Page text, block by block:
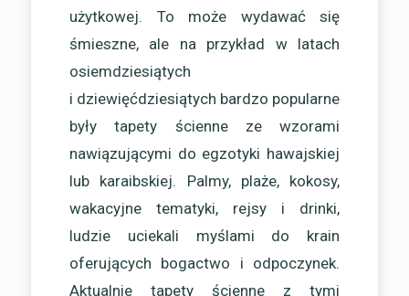
użytkowej. To może wydawać się
śmieszne, ale na przykład w latach
osiemdziesiątych
i dziewięćdziesiątych bardzo popularne
były tapety ścienne ze wzorami
nawiązującymi do egzotyki hawajskiej
lub karaibskiej. Palmy, plaże, kokosy,
wakacyjne tematyki, rejsy i drinki,
ludzie uciekali myślami do krain
oferujących bogactwo i odpoczynek.
Aktualnie tapety ścienne z tymi